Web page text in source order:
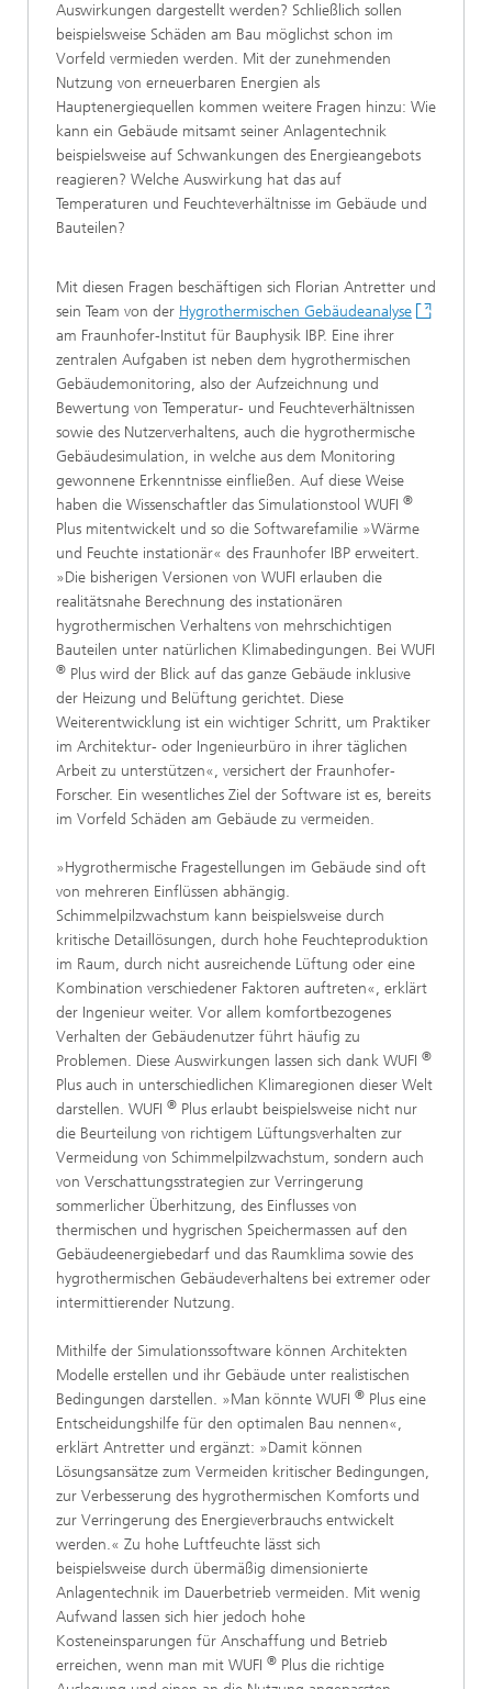
Auswirkungen dargestellt werden? Schließlich sollen
beispielsweise Schäden am Bau möglichst schon im
Vorfeld vermieden werden. Mit der zunehmenden
Nutzung von erneuerbaren Energien als
Hauptenergiequellen kommen weitere Fragen hinzu: Wie
kann ein Gebäude mitsamt seiner Anlagentechnik
beispielsweise auf Schwankungen des Energieangebots
reagieren? Welche Auswirkung hat das auf
Temperaturen und Feuchteverhältnisse im Gebäude und
Bauteilen?
Mit diesen Fragen beschäftigen sich Florian Antretter und
sein Team von der Hygrothermischen Gebäudeanalyse
am Fraunhofer-Institut für Bauphysik IBP. Eine ihrer
zentralen Aufgaben ist neben dem hygrothermischen
Gebäudemonitoring, also der Aufzeichnung und
Bewertung von Temperatur- und Feuchteverhältnissen
sowie des Nutzerverhaltens, auch die hygrothermische
Gebäudesimulation, in welche aus dem Monitoring
gewonnene Erkenntnisse einfließen. Auf diese Weise
haben die Wissenschaftler das Simulationstool WUFI ®
Plus mitentwickelt und so die Softwarefamilie »Wärme
und Feuchte instationär« des Fraunhofer IBP erweitert.
»Die bisherigen Versionen von WUFI erlauben die
realitätsnahe Berechnung des instationären
hygrothermischen Verhaltens von mehrschichtigen
Bauteilen unter natürlichen Klimabedingungen. Bei WUFI
® Plus wird der Blick auf das ganze Gebäude inklusive
der Heizung und Belüftung gerichtet. Diese
Weiterentwicklung ist ein wichtiger Schritt, um Praktiker
im Architektur- oder Ingenieurbüro in ihrer täglichen
Arbeit zu unterstützen«, versichert der Fraunhofer-
Forscher. Ein wesentliches Ziel der Software ist es, bereits
im Vorfeld Schäden am Gebäude zu vermeiden.
»Hygrothermische Fragestellungen im Gebäude sind oft
von mehreren Einflüssen abhängig.
Schimmelpilzwachstum kann beispielsweise durch
kritische Detaillösungen, durch hohe Feuchteproduktion
im Raum, durch nicht ausreichende Lüftung oder eine
Kombination verschiedener Faktoren auftreten«, erklärt
der Ingenieur weiter. Vor allem komfortbezogenes
Verhalten der Gebäudenutzer führt häufig zu
Problemen. Diese Auswirkungen lassen sich dank WUFI ®
Plus auch in unterschiedlichen Klimaregionen dieser Welt
darstellen. WUFI ® Plus erlaubt beispielsweise nicht nur
die Beurteilung von richtigem Lüftungsverhalten zur
Vermeidung von Schimmelpilzwachstum, sondern auch
von Verschattungsstrategien zur Verringerung
sommerlicher Überhitzung, des Einflusses von
thermischen und hygrischen Speichermassen auf den
Gebäudeenergiebedarf und das Raumklima sowie des
hygrothermischen Gebäudeverhaltens bei extremer oder
intermittierender Nutzung.
Mithilfe der Simulationssoftware können Architekten
Modelle erstellen und ihr Gebäude unter realistischen
Bedingungen darstellen. »Man könnte WUFI ® Plus eine
Entscheidungshilfe für den optimalen Bau nennen«,
erklärt Antretter und ergänzt: »Damit können
Lösungsansätze zum Vermeiden kritischer Bedingungen,
zur Verbesserung des hygrothermischen Komforts und
zur Verringerung des Energieverbrauchs entwickelt
werden.« Zu hohe Luftfeuchte lässt sich
beispielsweise durch übermäßig dimensionierte
Anlagentechnik im Dauerbetrieb vermeiden. Mit wenig
Aufwand lassen sich hier jedoch hohe
Kosteneinsparungen für Anschaffung und Betrieb
erreichen, wenn man mit WUFI ® Plus die richtige